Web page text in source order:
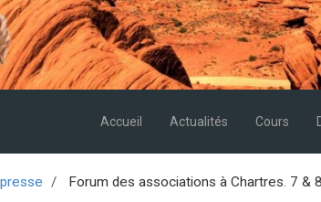
Accueil Actualités Cours
Forum des associations à Chartres. 7 &